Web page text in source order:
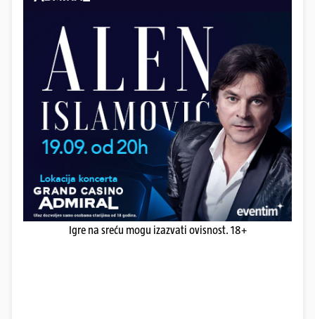
Igre na sreću mogu izazvati ovisnost. 18+